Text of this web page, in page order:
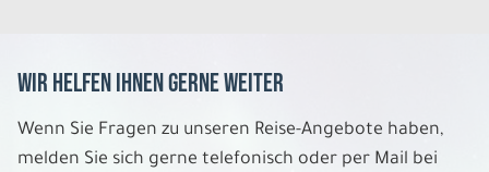
Wir helfen Ihnen gerne weiter
Wenn Sie Fragen zu unseren Reise-Angebote haben,
melden Sie sich gerne telefonisch oder per Mail bei